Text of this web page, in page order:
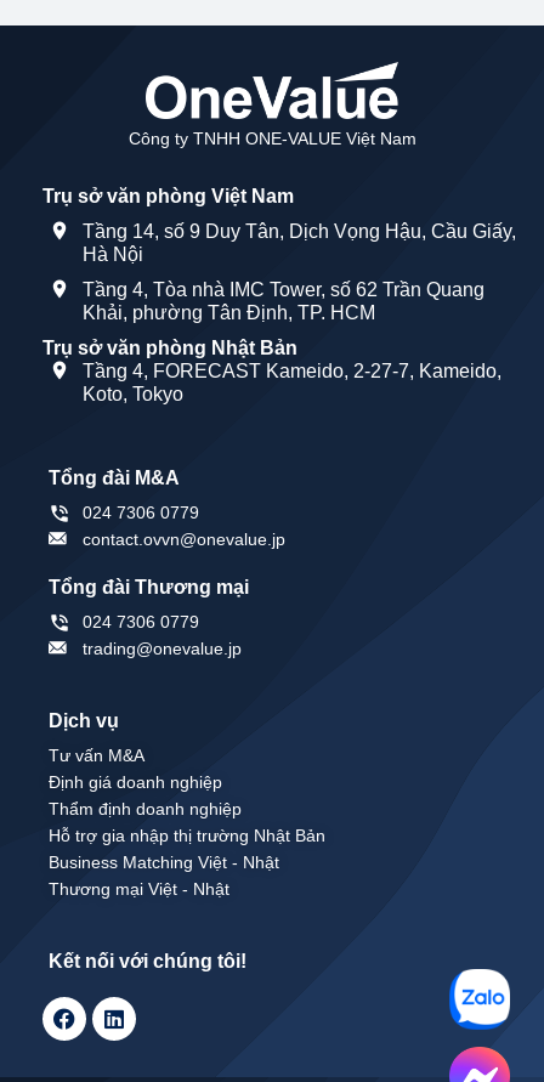
Công ty TNHH ONE-VALUE Việt Nam
Trụ sở văn phòng Việt Nam
Tầng 14, số 9 Duy Tân, Dịch Vọng Hậu, Cầu Giấy,
Hà Nội
Tầng 4, Tòa nhà IMC Tower, số 62 Trần Quang
Khải, phường Tân Định, TP. HCM
Trụ sở văn phòng Nhật Bản
Tầng 4, FORECAST Kameido, 2-27-7, Kameido,
Koto, Tokyo
Tổng đài M&A
024 7306 0779
contact.ovvn@onevalue.jp
Tổng đài Thương mại
024 7306 0779
trading@onevalue.jp
Dịch vụ
Tư vấn M&A
Định giá doanh nghiệp
Thẩm định doanh nghiệp
Hỗ trợ gia nhập thị trường Nhật Bản
Business Matching Việt - Nhật
Thương mại Việt - Nhật
Kết nối với chúng tôi!